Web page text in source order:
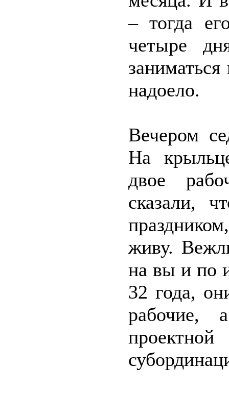
– тогда
четыре
надоело.
Вечером
На
двое
сказали,
живу.
на вы и по
32 года,
рабочие,